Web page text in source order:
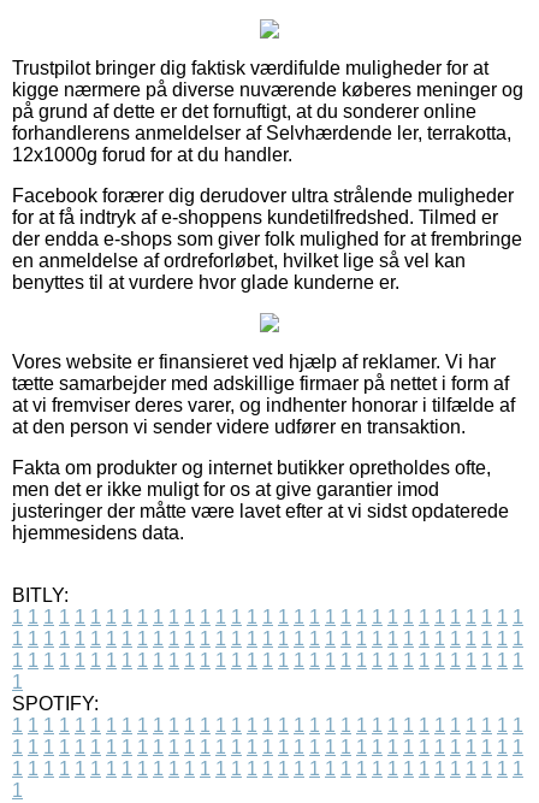
Trustpilot bringer dig faktisk værdifulde muligheder for at
kigge nærmere på diverse nuværende køberes meninger og
på grund af dette er det fornuftigt, at du sonderer online
forhandlerens anmeldelser af Selvhærdende ler, terrakotta,
12x1000g forud for at du handler.
Facebook forærer dig derudover ultra strålende muligheder
for at få indtryk af e-shoppens kundetilfredshed. Tilmed er
der endda e-shops som giver folk mulighed for at frembringe
en anmeldelse af ordreforløbet, hvilket lige så vel kan
benyttes til at vurdere hvor glade kunderne er.
Vores website er finansieret ved hjælp af reklamer. Vi har
tætte samarbejder med adskillige firmaer på nettet i form af
at vi fremviser deres varer, og indhenter honorar i tilfælde af
at den person vi sender videre udfører en transaktion.
Fakta om produkter og internet butikker opretholdes ofte,
men det er ikke muligt for os at give garantier imod
justeringer der måtte være lavet efter at vi sidst opdaterede
hjemmesidens data.
BITLY:
1 1 1 1 1 1 1 1 1 1 1 1 1 1 1 1 1 1 1 1 1 1 1 1 1 1 1 1 1 1 1 1 1
1 1 1 1 1 1 1 1 1 1 1 1 1 1 1 1 1 1 1 1 1 1 1 1 1 1 1 1 1 1 1 1 1
1 1 1 1 1 1 1 1 1 1 1 1 1 1 1 1 1 1 1 1 1 1 1 1 1 1 1 1 1 1 1 1 1
1
SPOTIFY:
1 1 1 1 1 1 1 1 1 1 1 1 1 1 1 1 1 1 1 1 1 1 1 1 1 1 1 1 1 1 1 1 1
1 1 1 1 1 1 1 1 1 1 1 1 1 1 1 1 1 1 1 1 1 1 1 1 1 1 1 1 1 1 1 1 1
1 1 1 1 1 1 1 1 1 1 1 1 1 1 1 1 1 1 1 1 1 1 1 1 1 1 1 1 1 1 1 1 1
1